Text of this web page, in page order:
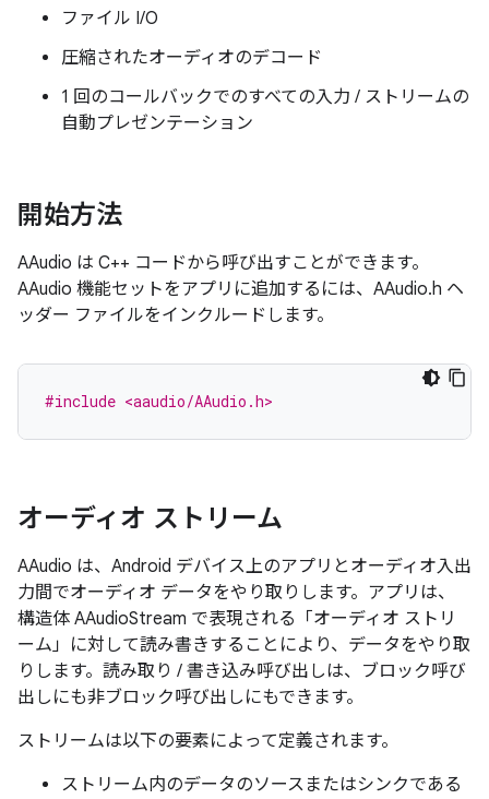
ファイル I/O
圧縮されたオーディオのデコード
1 回のコールバックでのすべての入力 / ストリームの
自動プレゼンテーション
開始方法
AAudio は C++ コードから呼び出すことができます。
AAudio 機能セットをアプリに追加するには、AAudio.h ヘ
ッダー ファイルをインクルードします。
#include <aaudio/AAudio.h>
オーディオ ストリーム
AAudio は、Android デバイス上のアプリとオーディオ入出
力間でオーディオ データをやり取りします。アプリは、
構造体 AAudioStream で表現される「オーディオ ストリ
ーム」 に対して読み書きすることにより、データをやり取
りします。読み取り / 書き込み呼び出しは、ブロック呼び
出しにも非ブロック呼び出しにもできます。
ストリームは以下の要素によって定義されます。
ストリーム内のデータのソースまたはシンクである